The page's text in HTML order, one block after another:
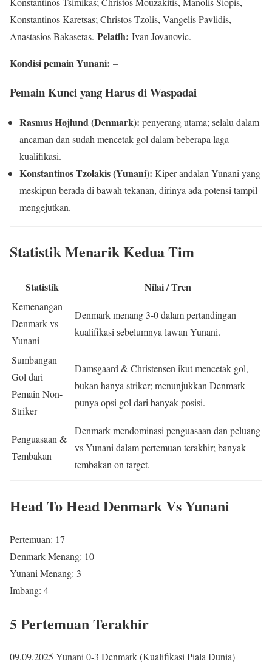
Konstantinos Karetsas; Christos Tzolis, Vangelis Pavlidis,
Anastasios Bakasetas. Pelatih: Ivan Jovanovic.
Kondisi pemain Yunani: –
Pemain Kunci yang Harus di Waspadai
Rasmus Højlund (Denmark): penyerang utama; selalu dalam
ancaman dan sudah mencetak gol dalam beberapa laga
kualifikasi.
Konstantinos Tzolakis (Yunani): Kiper andalan Yunani yang
meskipun berada di bawah tekanan, dirinya ada potensi tampil
mengejutkan.
Statistik Menarik Kedua Tim
Statistik Nilai / Tren
Kemenangan
Denmark vs
Yunani
Denmark menang 3-0 dalam pertandingan
kualifikasi sebelumnya lawan Yunani.
Sumbangan
Gol dari
Pemain Non-
Striker
Damsgaard & Christensen ikut mencetak gol,
bukan hanya striker; menunjukkan Denmark
punya opsi gol dari banyak posisi.
Penguasaan &
Tembakan
Denmark mendominasi penguasaan dan peluang
vs Yunani dalam pertemuan terakhir; banyak
tembakan on target.
Head To Head Denmark Vs Yunani
Pertemuan: 17
Denmark Menang: 10
Yunani Menang: 3
Imbang: 4
5 Pertemuan Terakhir
09.09.2025 Yunani 0-3 Denmark (Kualifikasi Piala Dunia)